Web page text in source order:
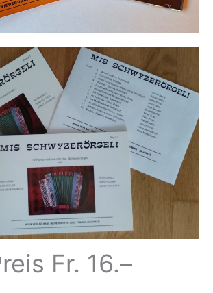
Fr. 16.–